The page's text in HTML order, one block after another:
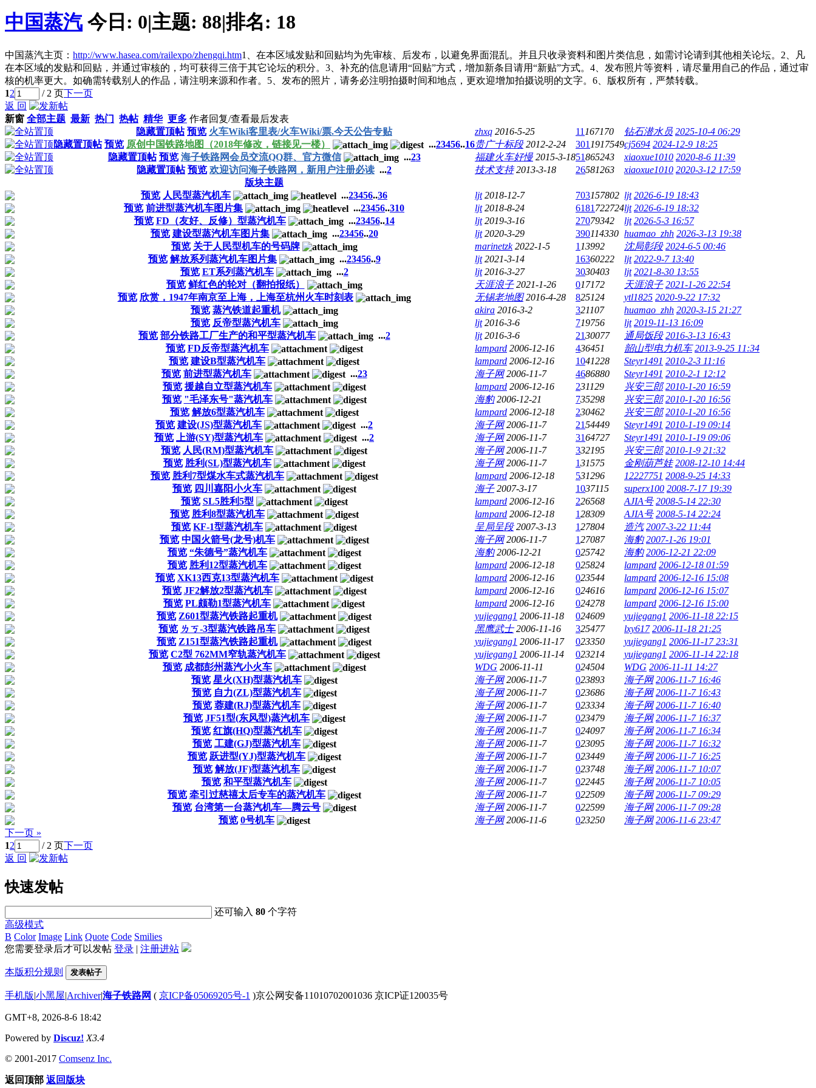
中国蒸汽 今日: 0|主题: 88|排名: 18
中国蒸汽主页： http://www.hasea.com/railexpo/zhengqi.htm1、在本区域发贴和回贴均为先审核、后发布，以避免界面混乱。并且只收录资料和图片类信息，如需讨论请到其他相关论坛。2、凡
在本区域的发贴和回贴，并通过审核的，均可获得三倍于其它论坛的积分。3、补充的信息请用“回贴”方式，增加新条目请用“新贴”方式。4、发布照片等资料，请尽量用自己的作品，通过审
核的机率更大。如确需转载别人的作品，请注明来源和作者。5、发布的照片，请务必注明拍摄时间和地点，更欢迎增加拍摄说明的文字。6、版权所有，严禁转载。
12 / 2 页下一页
返 回
新窗 全部主题 最新 热门 热帖 精华 更多 作者回复/查看最后发表
隐藏置顶帖 预览 火车Wiki客里表/火车Wiki/票.今天公告专贴 zhxq 2016-5-25 11 167170 钻石潜水员 2025-10-4 06:29
隐藏置顶帖 预览 原创中国铁路地图（2018年修改，链接见一楼） ...23456..16贵广十标段 2012-2-24 301 1917549cj5694 2024-12-9 18:25
隐藏置顶帖 预览 海子铁路网会员交流QQ群、官方微信 ...23 福建火车好慢 2015-3-1851865243 xiaoxue1010 2020-8-6 11:39
隐藏置顶帖 预览 欢迎访问海子铁路网，新用户注册必读 ...2 技术支持 2013-3-18 26581263 xiaoxue1010 2020-3-12 17:59
版块主题
预览 人民型蒸汽机车 ...23456..36 ljt 2018-12-7 703157802 ljt 2026-6-19 18:43
预览 前进型蒸汽机车图片集 ...23456..310 ljt 2018-8-24 6181 722724ljt 2026-6-19 18:32
预览 FD（友好、反修）型蒸汽机车 ...23456..14 ljt 2019-3-16 27079342 ljt 2026-5-3 16:57
预览 建设型蒸汽机车图片集 ...23456..20 ljt 2020-3-29 390114330 huamao_zhh 2026-3-13 19:38
预览 关于人民型机车的号码牌 marinetzk 2022-1-5 1 13992 沈局彰段 2024-6-5 00:46
预览 解放系列蒸汽机车图片集 ...23456..9 ljt 2021-3-14 16360222 ljt 2022-9-7 13:40
预览 ET系列蒸汽机车 ...2 ljt 2016-3-27 3030403 ljt 2021-8-30 13:55
预览 鲜红色的轮对（翻拍报纸） 天涯浪子 2021-1-26 017172 天涯浪子 2021-1-26 22:54
预览 欣赏，1947年南京至上海，上海至杭州火车时刻表 无锡老地图 2016-4-28 825124 ytl1825 2020-9-22 17:32
预览 蒸汽铁道起重机 akira 2016-3-2 321107 huamao_zhh 2020-3-15 21:27
预览 反帝型蒸汽机车 ljt 2016-3-6 719756 ljt 2019-11-13 16:09
预览 部分铁路工厂生产的和平型蒸汽机车 ...2 ljt 2016-3-6 2130077 通局饭段 2016-3-13 16:43
预览 FD反帝型蒸汽机车 lampard 2006-12-16 436451 韶山型电力机车 2013-9-25 11:34
预览 建设B型蒸汽机车 lampard 2006-12-16 1041228 Steyr1491 2010-2-3 11:16
预览 前进型蒸汽机车 ...23 海子网 2006-11-7 4686880 Steyr1491 2010-2-1 12:12
预览 援越自立型蒸汽机车 lampard 2006-12-16 231129 兴安三郎 2010-1-20 16:59
预览 "毛泽东号"蒸汽机车 海豹 2006-12-21 735298 兴安三郎 2010-1-20 16:56
预览 解放6型蒸汽机车 lampard 2006-12-18 230462 兴安三郎 2010-1-20 16:56
预览 建设(JS)型蒸汽机车 ...2 海子网 2006-11-7 2154449 Steyr1491 2010-1-19 09:14
预览
上游(SY)型蒸汽机车 ...2 海子网 2006-11-7 3164727 Steyr1491 2010-1-19 09:06
预览 人民(RM)型蒸汽机车 海子网 2006-11-7 332195 兴安三郎 2010-1-9 21:32
预览 胜利(SL)型蒸汽机车 海子网 2006-11-7 131575 金刚葫芦娃 2008-12-10 14:44
预览 胜利7型煤水车式蒸汽机车 lampard 2006-12-18 531296 12227751 2008-9-25 14:33
预览 四川嘉阳小火车 海子 2007-3-17 1037115 superx100 2008-7-17 19:39
预览 SL5胜利5型 lampard 2006-12-16 226568 AJIA号 2008-5-14 22:30
预览 胜利8型蒸汽机车 lampard 2006-12-18 128309 AJIA号 2008-5-14 22:24
预览 KF-1型蒸汽机车 呈局呈段 2007-3-13 127804 造汽 2007-3-22 11:44
预览 中国火箭号(龙号)机车 海子网 2006-11-7 127087 海豹 2007-1-26 19:01
预览 “朱德号”蒸汽机车 海豹 2006-12-21 025742 海豹 2006-12-21 22:09
预览 胜利12型蒸汽机车 lampard 2006-12-18 025824 lampard 2006-12-18 01:59
预览 XK13西克13型蒸汽机车 lampard 2006-12-16 023544 lampard 2006-12-16 15:08
预览 JF2解放2型蒸汽机车 lampard 2006-12-16 024616 lampard 2006-12-16 15:07
预览 PL颇勒1型蒸汽机车 lampard 2006-12-16 024278 lampard 2006-12-16 15:00
预览 Z601型蒸汽铁路起重机 yujiegang1 2006-11-18 024609 yujiegang1 2006-11-18 22:15
预览 ㄌㄎ-3型蒸汽铁路吊车 黑鹰武士 2006-11-16 325477 lxy617 2006-11-18 21:25
预览 Z151型蒸汽铁路起重机 yujiegang1 2006-11-17 023350 yujiegang1 2006-11-17 23:31
预览 C2型 762MM窄轨蒸汽机车 yujiegang1 2006-11-14 023214 yujiegang1 2006-11-14 22:18
预览 成都彭州蒸汽小火车 WDG 2006-11-11 024504 WDG 2006-11-11 14:27
预览 星火(XH)型蒸汽机车 海子网 2006-11-7 023893 海子网 2006-11-7 16:46
预览 自力(ZL)型蒸汽机车 海子网 2006-11-7 023686 海子网 2006-11-7 16:43
预览 蓉建(RJ)型蒸汽机车 海子网 2006-11-7 023334 海子网 2006-11-7 16:40
预览 JF51型(东风型)蒸汽机车 海子网 2006-11-7 023479 海子网 2006-11-7 16:37
预览 红旗(HQ)型蒸汽机车 海子网 2006-11-7 024097 海子网 2006-11-7 16:34
预览 工建(GJ)型蒸汽机车 海子网 2006-11-7 023095 海子网 2006-11-7 16:32
预览 跃进型(YJ)型蒸汽机车 海子网 2006-11-7 023449 海子网 2006-11-7 16:25
预览 解放(JF)型蒸汽机车 海子网 2006-11-7 023748 海子网 2006-11-7 10:07
预览 和平型蒸汽机车 海子网 2006-11-7 022445 海子网 2006-11-7 10:05
预览 牵引过慈禧太后专车的蒸汽机车 海子网 2006-11-7 022509 海子网 2006-11-7 09:29
预览 台湾第一台蒸汽机车—腾云号 海子网 2006-11-7 022599 海子网 2006-11-7 09:28
预览 0号机车 海子网 2006-11-6 023250 海子网 2006-11-6 23:47
下一页 »
12 / 2 页下一页
返 回
快速发帖
还可输入80 个字符
高级模式
B Color Image Link Quote Code Smilies
您需要登录后才可以发帖 登录 | 注册进站
本版积分规则 发表帖子
手机版|小黑屋|Archiver|海子铁路网 ( 京ICP备05069205号-1 )京公网安备11010702001036 京ICP证120035号
GMT+8, 2026-8-6 18:42
Powered by Discuz! X3.4
© 2001-2017 Comsenz Inc.
返回顶部 返回版块